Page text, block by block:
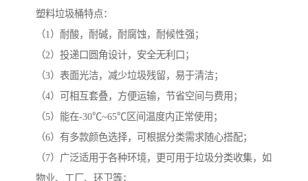
塑料垃圾桶特点：
（1）耐酸，耐碱，耐腐蚀，耐候性强；
（2）投递口圆角设计，安全无利口；
（3）表面光洁，减少垃圾残留，易于清洁；
（4）可相互套叠，方便运输，节省空间与费用；
（5）能在-30℃~65℃区间温度内正常使用；
（6）有多款颜色选择，可根据分类需求随心搭配；
（7）广泛适用于各种环境，更可用于垃圾分类收集，如
物业、工厂、环卫等；